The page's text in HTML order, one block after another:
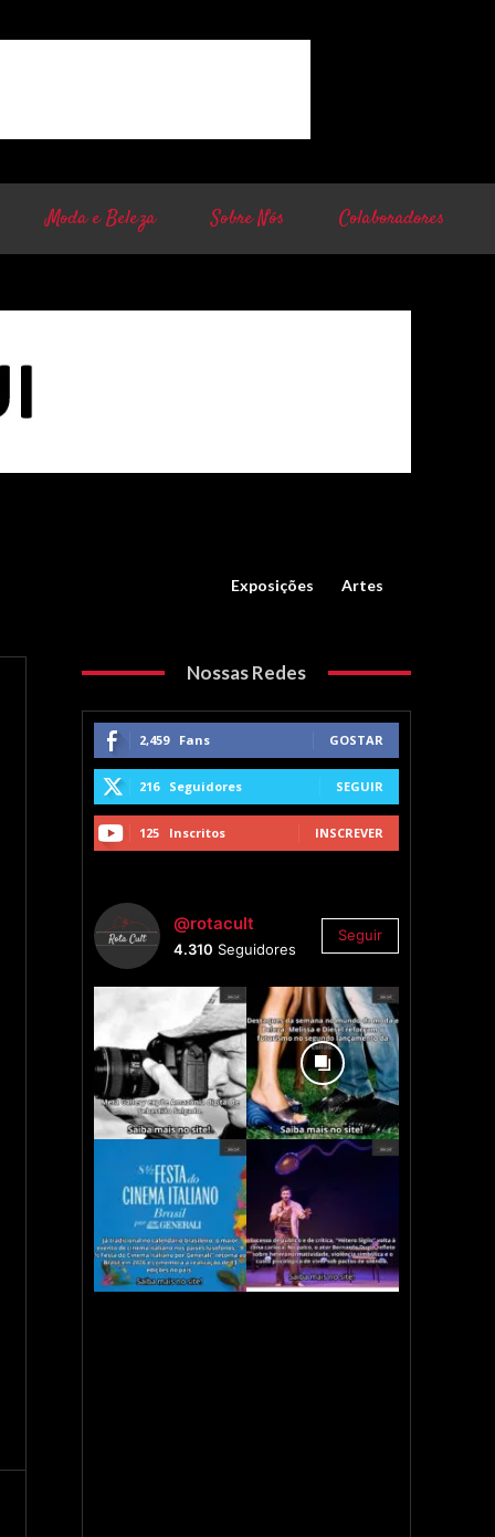
Moda e Beleza Sobre Nós Colaboradores
Exposições Artes
Nossas Redes
2,459 Fans GOSTAR
216 Seguidores SEGUIR
125 Inscritos INSCREVER
@rotacult
4.310 Seguidores
Seguir